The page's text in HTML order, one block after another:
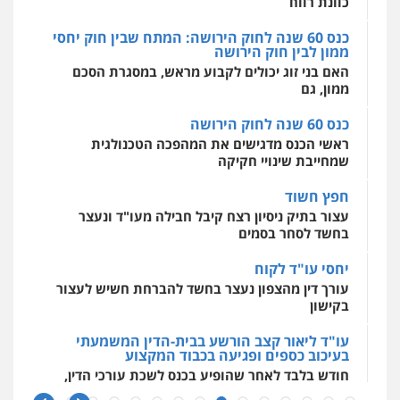
מרכז התחלה חדשה
אסירים עבירות מין שירותים מקצועיים
לעורכי דין
כנס 60 שנה לחוק הירושה: המתח שבין חוק יחסי
ממון לבין חוק הירושה
האם בני זוג יכולים לקבוע מראש, במסגרת הסכם
ממון, גם
כנס 60 שנה לחוק הירושה
ראשי הכנס מדגישים את המהפכה הטכנולגית
שמחייבת שינויי חקיקה
חפץ חשוד
עצור בתיק ניסיון רצח קיבל חבילה מעו"ד ונעצר
בחשד לסחר בסמים
יחסי עו"ד לקוח
עורך דין מהצפון נעצר בחשד להברחת חשיש לעצור
בקישון
עו"ד ליאור קצב הורשע בבית-הדין המשמעתי
בעיכוב כספים ופגיעה בכבוד המקצוע
חודש בלבד לאחר שהופיע בכנס לשכת עורכי הדין,
קצב הורשע